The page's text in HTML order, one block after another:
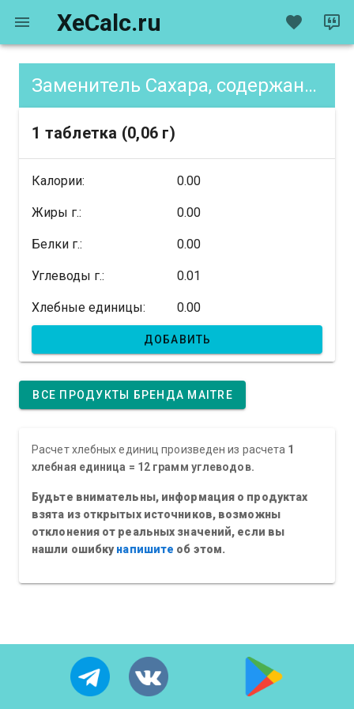
XeCalc.ru
Заменитель Сахара, содержание XE
1 таблетка (0,06 г)
Калории: 0.00
Жиры г.: 0.00
Белки г.: 0.00
Углеводы г.: 0.01
Хлебные единицы: 0.00
ДОБАВИТЬ
ВСЕ ПРОДУКТЫ БРЕНДА MAITRE
Расчет хлебных единиц произведен из расчета 1
хлебная единица = 12 грамм углеводов.
Будьте внимательны, информация о продуктах
взята из открытых источников, возможны
отклонения от реальных значений, если вы
нашли ошибкунапишите об этом.